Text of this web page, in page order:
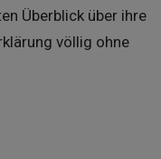
Überblick über ihre
völlig ohne